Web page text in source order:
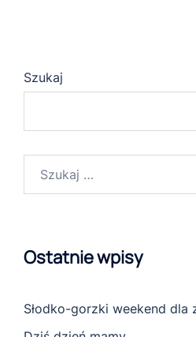
Szukaj
Ostatnie wpisy
Słodko-gorzki weekend dla